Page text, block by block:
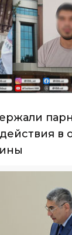
в